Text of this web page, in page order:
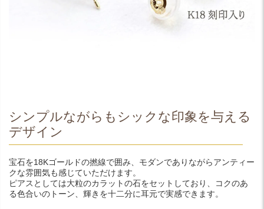
シンプルながらもシックな印象を与える
デザイン
宝石を18Kゴールドの撚線で囲み、モダンでありながらアンティー
クな雰囲気も感じていただけます。
ピアスとしては大粒のカラットの石をセットしており、コクのあ
る色合いのトーン、輝きを十二分に耳元で実感できます。